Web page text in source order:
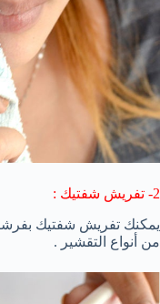
2- تفريش شفتيك :
يمكنك تفريش شفتيك
من أنواع التقشير .